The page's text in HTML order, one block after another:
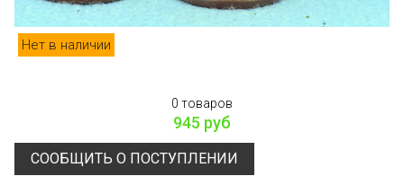
Нет в наличии
0 товаров
945 руб
СООБЩИТЬ О ПОСТУПЛЕНИИ